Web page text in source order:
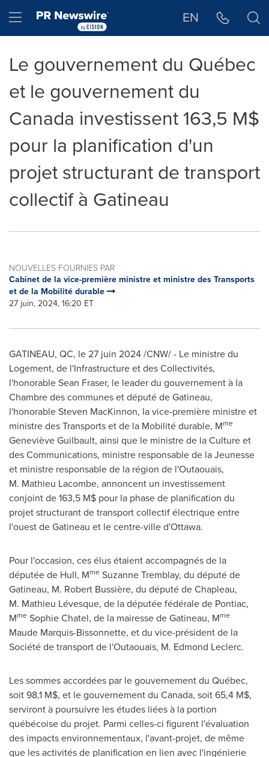
Hamburger menu EN
Le gouvernement du Québec
et le gouvernement du
Canada investissent 163,5 M$
pour la planification d'un
projet structurant de transport
collectif à Gatineau
NOUVELLES FOURNIES PAR
Cabinet de la vice-première ministre et ministre des Transports
et de la Mobilité durable
27 juin, 2024, 16:20 ET
GATINEAU, QC, le 27 juin 2024/CNW/ - Le ministre du
Logement, de l'Infrastructure et des Collectivités,
l'honorable Sean Fraser, le leader du gouvernement à la
Chambre des communes et député de Gatineau,
l'honorable Steven MacKinnon, la vice-première ministre et
ministre des Transports et de la Mobilité durable, Mme
Geneviève Guilbault, ainsi que le ministre de la Culture et
des Communications, ministre responsable de la Jeunesse
et ministre responsable de la région de l'Outaouais,
M. Mathieu Lacombe, annoncent un investissement
conjoint de 163,5 M$ pour la phase de planification du
projet structurant de transport collectif électrique entre
l'ouest de Gatineau et le centre-ville d'Ottawa.
Pour l'occasion, ces élus étaient accompagnés de la
députée de Hull, Mme Suzanne Tremblay, du député de
Gatineau, M. Robert Bussière, du député deChapleau,
M. Mathieu Lévesque, de la députée fédérale de Pontiac,
Mme Sophie Chatel, de la mairesse de Gatineau, Mme
Maude Marquis-Bissonnette, et du vice-président de la
Société de transport de l'Outaouais, M. Edmond Leclerc.
Les sommes accordées par le gouvernement du Québec,
soit 98,1 M$, et le gouvernement du Canada, soit 65,4 M$,
serviront à poursuivre les études liées à la portion
québécoise du projet. Parmi celles-ci figurent l'évaluation
des impacts environnementaux, l'avant-projet, de même
que les activités de planification en lien avec l'ingénierie